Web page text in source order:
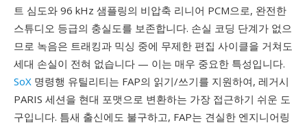
트 심도와 96 kHz 샘플링의 비압축 리니어 PCM으로, 완전한
스튜디오 등급의 충실도를 보존합니다. 손실 코딩 단계가 없으
므로 녹음은 트래킹과 믹싱 중에 무제한 편집 사이클을 거쳐도
세대 손실이 전혀 없습니다 — 이는 매우 중요한 특성입니다.
SoX 명령행 유틸리티는 FAP의 읽기/쓰기를 지원하여, 레거시
PARIS 세션을 현대 포맷으로 변환하는 가장 접근하기 쉬운 도
구입니다. 틈새 출신에도 불구하고, FAP는 견실한 엔지니어링